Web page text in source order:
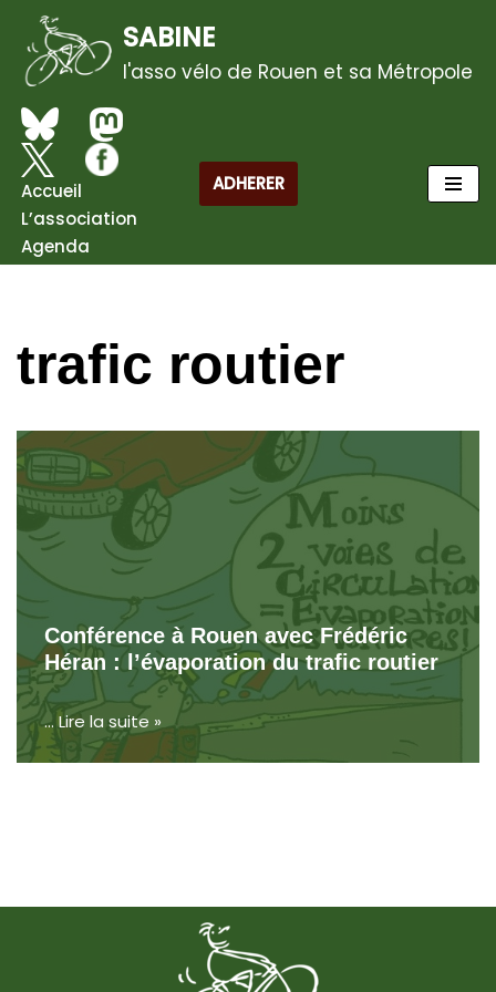
Aller
au
contenu
SABINE
l'asso vélo de Rouen et sa Métropole
Accueil
L’association
Agenda
ADHERER
trafic routier
Conférence à Rouen avec Frédéric
Héran : l’évaporation du trafic routier
…Lire la suite »